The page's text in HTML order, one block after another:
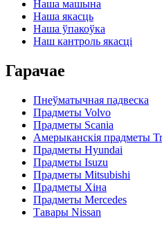
Наша машына
Наша якасць
Наша ўпакоўка
Наш кантроль якасці
Гарачае
Пнеўматычная падвеска
Прадметы Volvo
Прадметы Scania
Амерыканскія прадметы
Прадметы Hyundai
Прадметы Isuzu
Прадметы Mitsubishi
Прадметы Хіна
Прадметы Mercedes
Тавары Nissan